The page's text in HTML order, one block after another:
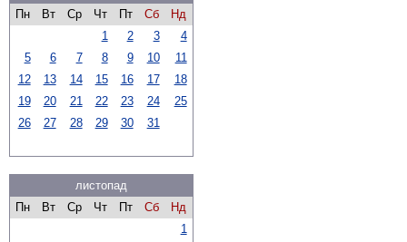
Пн
Вт Ср Чт Пт Сб
Нд
1
2 3
4
5
6 7 8 9 10
11
12
13 14 15 16 17
18
19
20 21 22 23 24
25
26
27 28 29 30 31
листопад
Пн
Вт Ср Чт Пт Сб
Нд
1